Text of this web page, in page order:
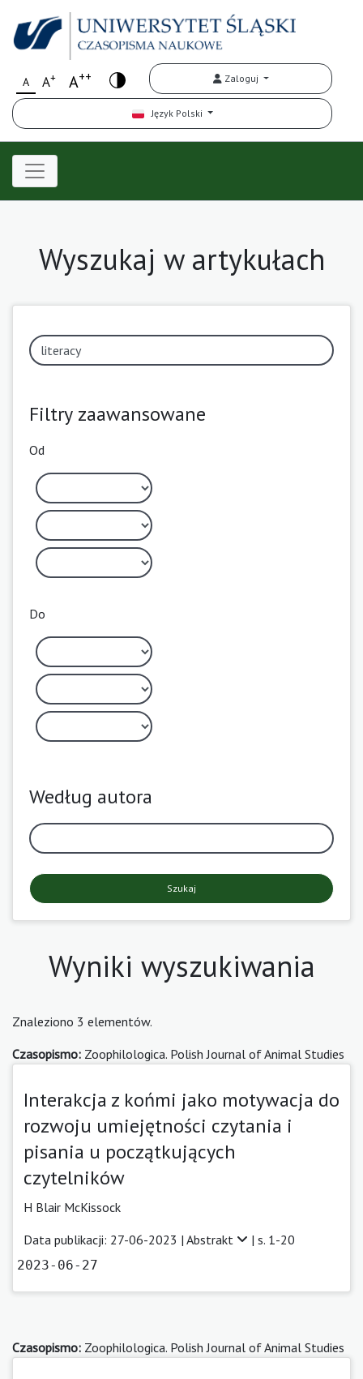
A A+ A++ Zaloguj
Język Polski
Wyszukaj w artykułach
Filtry zaawansowane
Od
Do
Według autora
Szukaj
Wyniki wyszukiwania
Znaleziono 3 elementów.
Czasopismo: Zoophilologica. Polish Journal of Animal Studies
Interakcja z końmi jako motywacja do
rozwoju umiejętności czytania i
pisania u początkujących
czytelników
H Blair McKissock
Data publikacji: 27-06-2023 | Abstrakt | s. 1-20
2023-06-27
Czasopismo: Zoophilologica. Polish Journal of Animal Studies